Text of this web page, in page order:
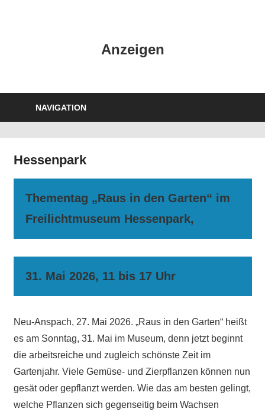
Anzeigen
NAVIGATION
Hessenpark
Thementag „Raus in den Garten“ im
Freilichtmuseum Hessenpark,
31. Mai 2026, 11 bis 17 Uhr
Neu-Anspach, 27. Mai 2026. „Raus in den Garten“ heißt
es am Sonntag, 31. Mai im Museum, denn jetzt beginnt
die arbeitsreiche und zugleich schönste Zeit im
Gartenjahr. Viele Gemüse- und Zierpflanzen können nun
gesät oder gepflanzt werden. Wie das am besten gelingt,
welche Pflanzen sich gegenseitig beim Wachsen